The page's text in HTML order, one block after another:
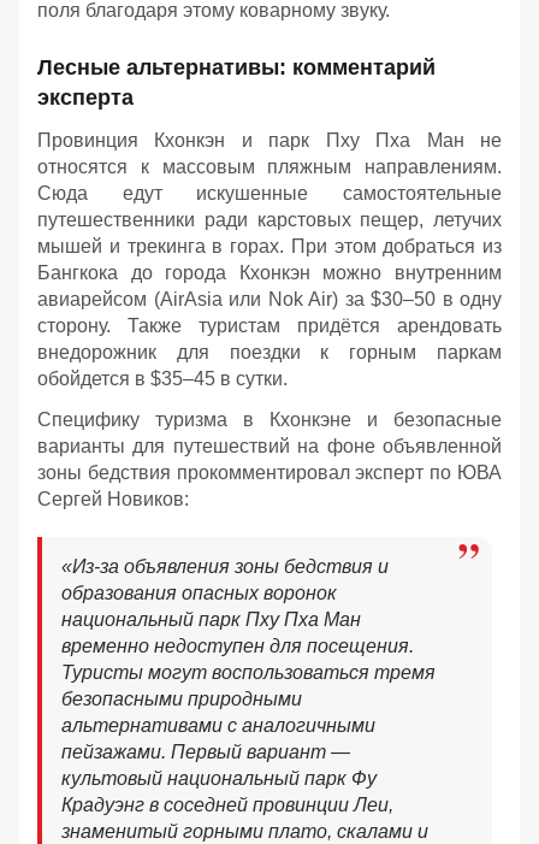
поля благодаря этому коварному звуку.
Лесные альтернативы: комментарий
эксперта
Провинция Кхонкэн и парк Пху Пха Ман не
относятся к массовым пляжным направлениям.
Сюда едут искушенные самостоятельные
путешественники ради карстовых пещер, летучих
мышей и трекинга в горах. При этом добраться из
Бангкока до города Кхонкэн можно внутренним
авиарейсом (AirAsia или Nok Air) за $30–50 в одну
сторону. Также туристам придётся арендовать
внедорожник для поездки к горным паркам
обойдется в $35–45 в сутки.
Специфику туризма в Кхонкэне и безопасные
варианты для путешествий на фоне объявленной
зоны бедствия прокомментировал эксперт по ЮВА
Сергей Новиков:
«Из-за объявления зоны бедствия и
образования опасных воронок
национальный парк Пху Пха Ман
временно недоступен для посещения.
Туристы могут воспользоваться тремя
безопасными природными
альтернативами с аналогичными
пейзажами. Первый вариант —
культовый национальный парк Фу
Крадуэнг в соседней провинции Леи,
знаменитый горными плато, скалами и